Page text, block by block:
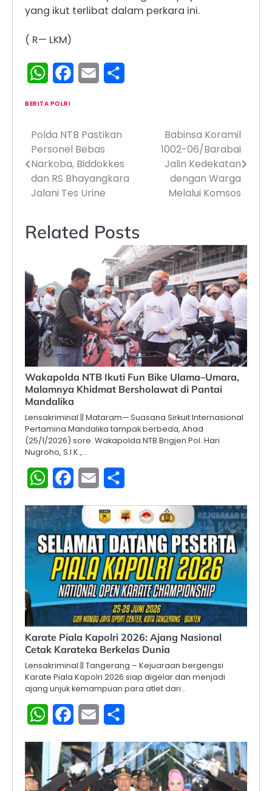
yang ikut terlibat dalam perkara ini.
( R— LKM)
WhatsAppFacebook
Email
BERITA POLRI
Navigasi
pos
Polda NTB Pastikan
Personel Bebas
Narkoba, Biddokkes
dan RS Bhayangkara
Jalani Tes Urine
Babinsa Koramil
1002-06/Barabai
Jalin Kedekatan
dengan Warga
Melalui Komsos
Related Posts
Wakapolda NTB Ikuti Fun Bike Ulama–Umara,
Malamnya Khidmat Bersholawat di Pantai
Mandalika
Lensakriminal || Mataram— Suasana Sirkuit Internasional
Pertamina Mandalika tampak berbeda, Ahad
(25/1/2026) sore. Wakapolda NTB Brigjen Pol. Hari
Nugroho, S.I.K.,…
WhatsAppFacebook
Email
Karate Piala Kapolri 2026: Ajang Nasional
Cetak Karateka Berkelas Dunia
Lensakriminal || Tangerang – Kejuaraan bergengsi
Karate Piala Kapolri 2026 siap digelar dan menjadi
ajang unjuk kemampuan para atlet dari…
WhatsAppFacebook
Email